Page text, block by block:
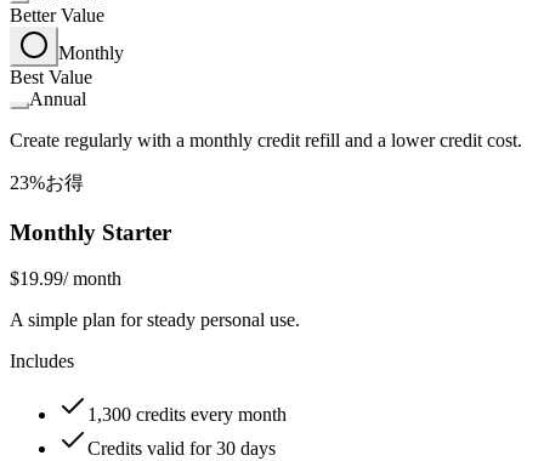
Better Value
Monthly
Best Value
Annual
Create regularly with a monthly credit refill and a lower credit cost.
23%お得
Monthly Starter
$19.99/ month
A simple plan for steady personal use.
Includes
1,300 credits every month
Credits valid for 30 days